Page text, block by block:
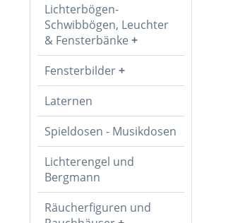
Lichterbögen-
Schwibbögen, Leuchter
& Fensterbänke
Fensterbilder
Laternen
Spieldosen - Musikdosen
Lichterengel und
Bergmann
Räucherfiguren und